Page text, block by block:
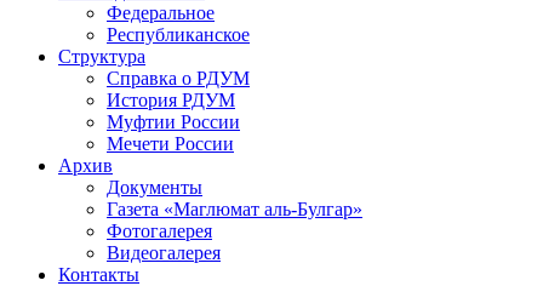
Федеральное
Республиканское
Структура
Справка о РДУМ
История РДУМ
Муфтии России
Мечети России
Архив
Документы
Газета «Маглюмат аль-Булгар»
Фотогалерея
Видеогалерея
Контакты